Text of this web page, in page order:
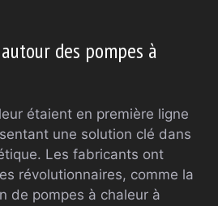
des pompes à
étaient en première ligne
une solution clé dans
Les fabricants ont
révolutionnaires, comme la
de pompes à chaleur à